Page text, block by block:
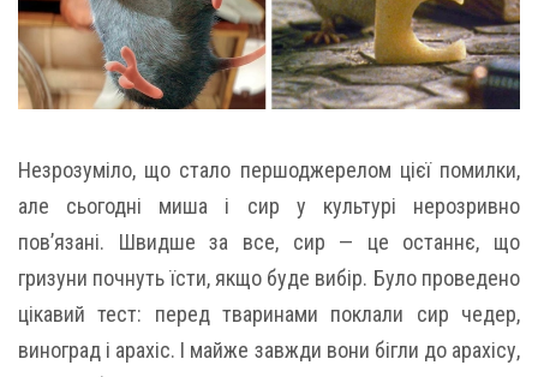
Незрозуміло, що стало першоджерелом цієї помилки,
але сьогодні миша і сир у культурі нерозривно
пов’язані. Швидше за все, сир — це останнє, що
гризуни почнуть їсти, якщо буде вибір. Було проведено
цікавий тест: перед тваринами поклали сир чедер,
виноград і арахіс. І майже завжди вони бігли до арахісу,